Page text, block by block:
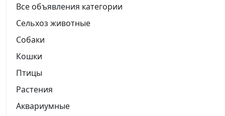
Все объявления категории
Сельхоз животные
Собаки
Кошки
Птицы
Растения
Аквариумные